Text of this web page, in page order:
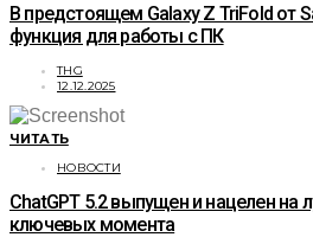
В предстоящем Galaxy Z TriFold от
функция для работы с ПК
THG
12.12.2025
ЧИТАТЬ
НОВОСТИ
ChatGPT 5.2 выпущен и нацелен
ключевых момента